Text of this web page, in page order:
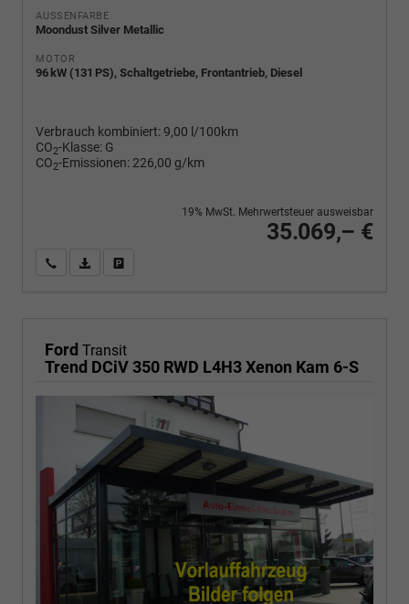
AUSSENFARBE
Moondust Silver Metallic
MOTOR
96 kW (131 PS), Schaltgetriebe, Frontantrieb, Diesel
Verbrauch kombiniert:9,00 l/100km
CO2-Klasse: G
CO2-Emissionen: 226,00 g/km
35.069,– €
19% MwSt. Mehrwertsteuer ausweisbar
Wir rufen Sie anPDF-Fahrzeugexposé drucken
Ford Transit
Trend DCiV 350 RWD L4H3 Xenon Kam 6-S